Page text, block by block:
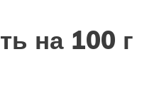
на 100 г